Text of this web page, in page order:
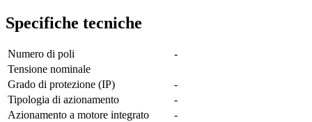
Specifiche tecniche
Numero di poli
-
Tensione nominale
Grado di protezione (IP)
-
Tipologia di azionamento
-
Azionamento a motore integrato
-